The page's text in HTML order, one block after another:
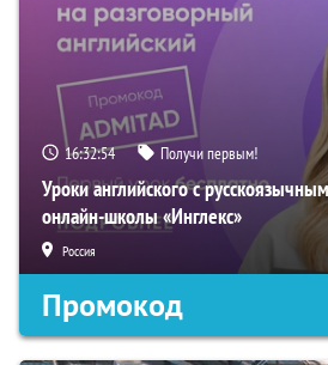
16:32:53 Получи первым!
Уроки английского с
онлайн-школы «Инглекс»
Россия
Промокод